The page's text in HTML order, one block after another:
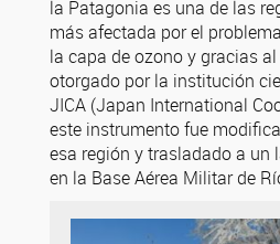
la Patagonia es una de las
más afectada por el
la capa de ozono y gracias
otorgado por la institución
JICA (Japan International
este instrumento fue
esa región y trasladado a
en la Base Aérea Militar de